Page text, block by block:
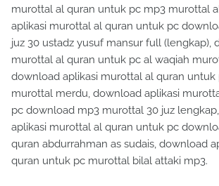
murottal al quran untuk pc mp3 murottal
aplikasi murottal al quran untuk pc
juz 30 ustadz yusuf mansur full (lengkap),
murottal al quran untuk pc al waqiah
download aplikasi murottal al quran untuk
murottal merdu, download aplikasi
pc download mp3 murottal 30 juz
aplikasi murottal al quran untuk pc
quran abdurrahman as sudais, download
quran untuk pc murottal bilal attaki mp3.